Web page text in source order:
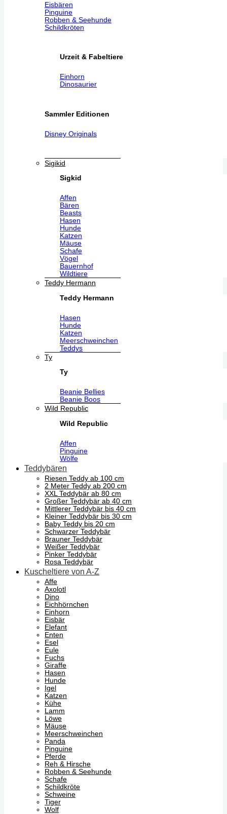
Eisbären
Pinguine
Robben & Seehunde
Schildkröten
Urzeit & Fabeltiere
Einhorn
Dinosaurier
Sammler Editionen
Disney Originals
Sigikid
Sigkid
Affen
Bären
Beasts
Hasen
Hunde
Katzen
Mäuse
Schafe
Vögel
Bauernhof
Wildtiere
Teddy Hermann
Teddy Hermann
Hasen
Hunde
Katzen
Meerschweinchen
Teddys
Ty
Ty
Beanie Bellies
Beanie Boos
Wild Republic
Wild Republic
Affen
Pinguine
Wölfe
Teddybären
Riesen Teddy ab 100 cm
2 Meter Teddy ab 200 cm
XXL Teddybär ab 80 cm
Großer Teddybär ab 40 cm
Mittlerer Teddybär bis 40 cm
Kleiner Teddybär bis 30 cm
Baby Teddy bis 20 cm
Schwarzer Teddybär
Brauner Teddybär
Weißer Teddybär
Pinker Teddybär
Rosa Teddybär
Kuscheltiere von A-Z
Affe
Axolotl
Dino
Eichhörnchen
Einhorn
Eisbär
Elefant
Enten
Esel
Eule
Fuchs
Giraffe
Hasen
Hunde
Igel
Katzen
Kühe
Lamm
Löwe
Mäuse
Meerschweinchen
Panda
Pinguine
Pferde
Reh & Hirsche
Robben & Seehunde
Schafe
Schildkröte
Schweine
Tiger
Wolf